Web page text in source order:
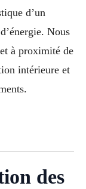
d’un
Nous
à proximité de
intérieure et
des